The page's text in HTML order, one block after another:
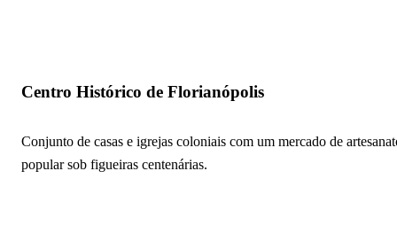
Centro Histórico de Florianópolis
Conjunto de casas e igrejas coloniais com um mercado de
popular sob figueiras centenárias.